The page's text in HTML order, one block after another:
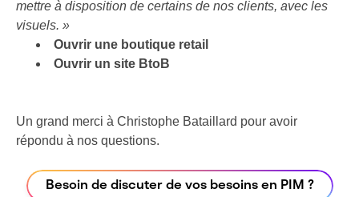
mettre à disposition de certains de nos clients, avec les
visuels. »
Ouvrir une boutique retail
Ouvrir un site BtoB
Un grand merci à Christophe Bataillard pour avoir
répondu à nos questions.
Besoin de discuter de vos besoins en PIM ?